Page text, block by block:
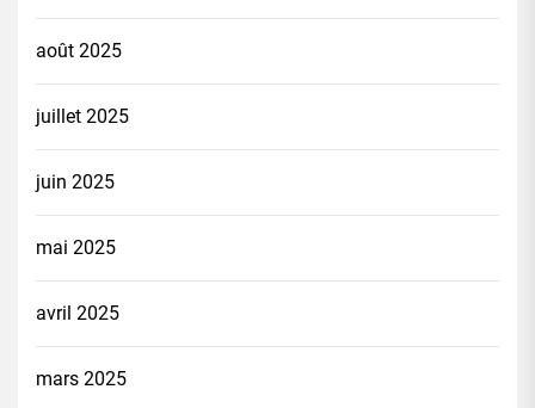
août 2025
juillet 2025
juin 2025
mai 2025
avril 2025
mars 2025